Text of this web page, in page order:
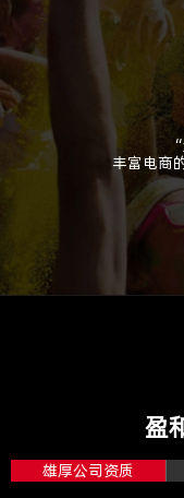
丰富电商
盈
雄厚公司资质